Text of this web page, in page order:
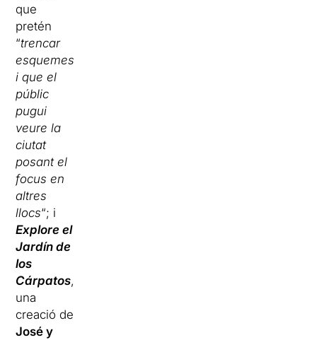
que
pretén
“trencar
esquemes
i que el
públic
pugui
veure la
ciutat
posant el
focus en
altres
llocs“; i
Explore el
Jardín de
los
Cárpatos,
una
creació de
José y